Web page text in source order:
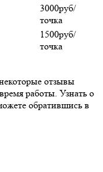
3000руб/
точка
1500руб/
точка
отзывы
работы. Узнать о
обратившись в